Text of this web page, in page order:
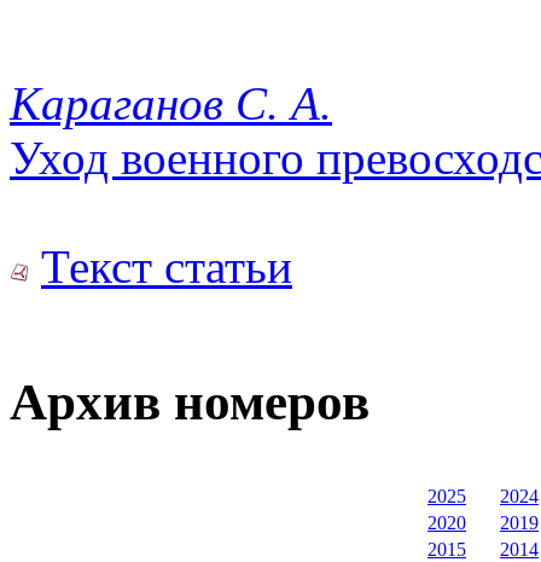
Караганов С. А.
Уход военного
Текст статьи
Архив номеров
2025
2024
2020
2019
2015
2014